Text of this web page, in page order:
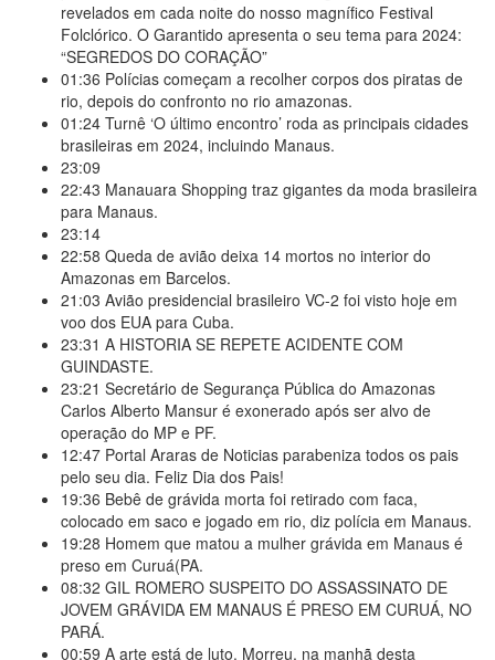
revelados em cada noite do nosso magnífico Festival
Folclórico. O Garantido apresenta o seu tema para 2024:
“SEGREDOS DO CORAÇÃO”
01:36 Polícias começam a recolher corpos dos piratas de
rio, depois do confronto no rio amazonas.
01:24 Turnê ‘O último encontro’ roda as principais cidades
brasileiras em 2024, incluindo Manaus.
23:09
22:43 Manauara Shopping traz gigantes da moda brasileira
para Manaus.
23:14
22:58 Queda de avião deixa 14 mortos no interior do
Amazonas em Barcelos.
21:03 Avião presidencial brasileiro VC-2 foi visto hoje em
voo dos EUA para Cuba.
23:31 A HISTORIA SE REPETE ACIDENTE COM
GUINDASTE.
23:21 Secretário de Segurança Pública do Amazonas
Carlos Alberto Mansur é exonerado após ser alvo de
operação do MP e PF.
12:47 Portal Araras de Noticias parabeniza todos os pais
pelo seu dia. Feliz Dia dos Pais!
19:36 Bebê de grávida morta foi retirado com faca,
colocado em saco e jogado em rio, diz polícia em Manaus.
19:28 Homem que matou a mulher grávida em Manaus é
preso em Curuá(PA.
08:32 GIL ROMERO SUSPEITO DO ASSASSINATO DE
JOVEM GRÁVIDA EM MANAUS É PRESO EM CURUÁ, NO
PARÁ.
00:59 A arte está de luto. Morreu, na manhã desta